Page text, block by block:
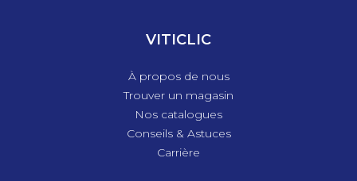
VITICLIC
À propos de nous
Trouver un magasin
Nos catalogues
Conseils & Astuces
Carrière